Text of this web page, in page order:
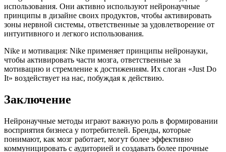
использования. Они активно используют нейронаучные
принципы в дизайне своих продуктов, чтобы активировать
зоны нервной системы, ответственные за удовлетворение от
интуитивного и легкого использования.
Nike и мотивация: Nike применяет принципы нейронауки,
чтобы активировать части мозга, ответственные за
мотивацию и стремление к достижениям. Их слоган «Just Do
It» воздействует на нас, побуждая к действию.
Заключение
Нейронаучные методы играют важную роль в формировании
восприятия бизнеса у потребителей. Бренды, которые
понимают, как мозг работает, могут более эффективно
коммуницировать с аудиторией и создавать более прочные